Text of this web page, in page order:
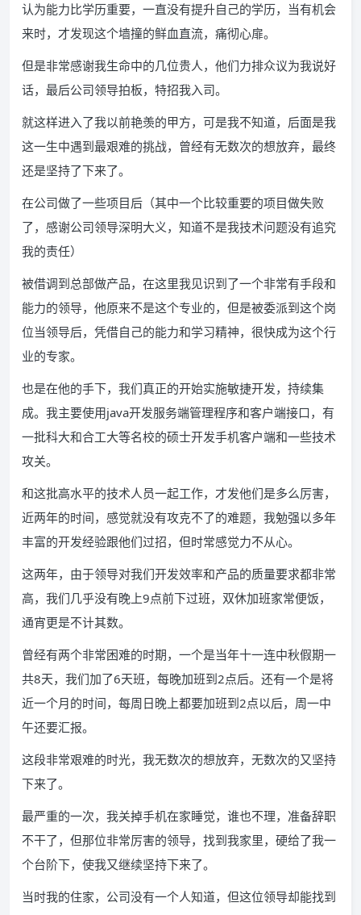
认为能力比学历重要，一直没有提升自己的学历，当有机会
来时，才发现这个墙撞的鲜血直流，痛彻心扉。
但是非常感谢我生命中的几位贵人，他们力排众议为我说好
话，最后公司领导拍板，特招我入司。
就这样进入了我以前艳羡的甲方，可是我不知道，后面是我
这一生中遇到最艰难的挑战，曾经有无数次的想放弃，最终
还是坚持了下来了。
在公司做了一些项目后（其中一个比较重要的项目做失败
了，感谢公司领导深明大义，知道不是我技术问题没有追究
我的责任）
被借调到总部做产品，在这里我见识到了一个非常有手段和
能力的领导，他原来不是这个专业的，但是被委派到这个岗
位当领导后，凭借自己的能力和学习精神，很快成为这个行
业的专家。
也是在他的手下，我们真正的开始实施敏捷开发，持续集
成。我主要使用java开发服务端管理程序和客户端接口，有
一批科大和合工大等名校的硕士开发手机客户端和一些技术
攻关。
和这批高水平的技术人员一起工作，才发他们是多么厉害，
近两年的时间，感觉就没有攻克不了的难题，我勉强以多年
丰富的开发经验跟他们过招，但时常感觉力不从心。
这两年，由于领导对我们开发效率和产品的质量要求都非常
高，我们几乎没有晚上9点前下过班，双休加班家常便饭，
通宵更是不计其数。
曾经有两个非常困难的时期，一个是当年十一连中秋假期一
共8天，我们加了6天班，每晚加班到2点后。还有一个是将
近一个月的时间，每周日晚上都要加班到2点以后，周一中
午还要汇报。
这段非常艰难的时光，我无数次的想放弃，无数次的又坚持
下来了。
最严重的一次，我关掉手机在家睡觉，谁也不理，准备辞职
不干了，但那位非常厉害的领导，找到我家里，硬给了我一
个台阶下，使我又继续坚持下来了。
当时我的住家，公司没有一个人知道，但这位领导却能找到